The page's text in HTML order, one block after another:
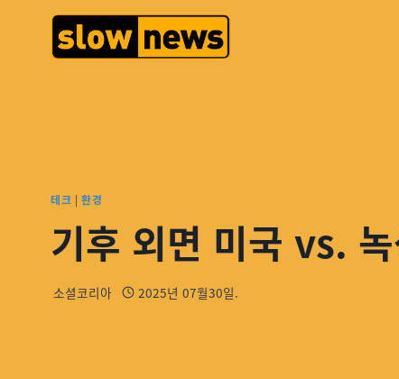
테크 | 환경
기후 외면 미국 vs.
소셜코리아 2025년 07월30일.